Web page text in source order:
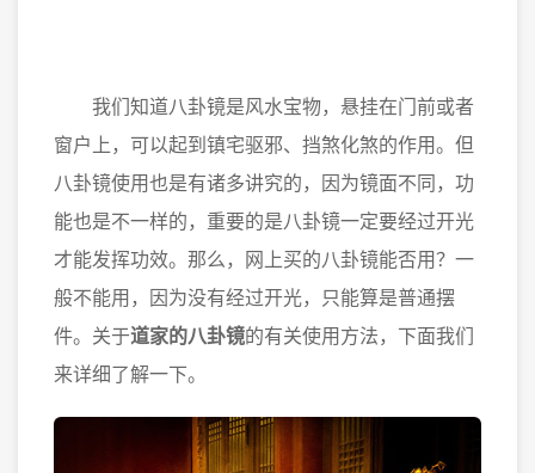
我们知道八卦镜是风水宝物，悬挂在门前或者
窗户上，可以起到镇宅驱邪、挡煞化煞的作用。但
八卦镜使用也是有诸多讲究的，因为镜面不同，功
能也是不一样的，重要的是八卦镜一定要经过开光
才能发挥功效。那么，网上买的八卦镜能否用？一
般不能用，因为没有经过开光，只能算是普通摆
件。关于道家的八卦镜的有关使用方法，下面我们
来详细了解一下。